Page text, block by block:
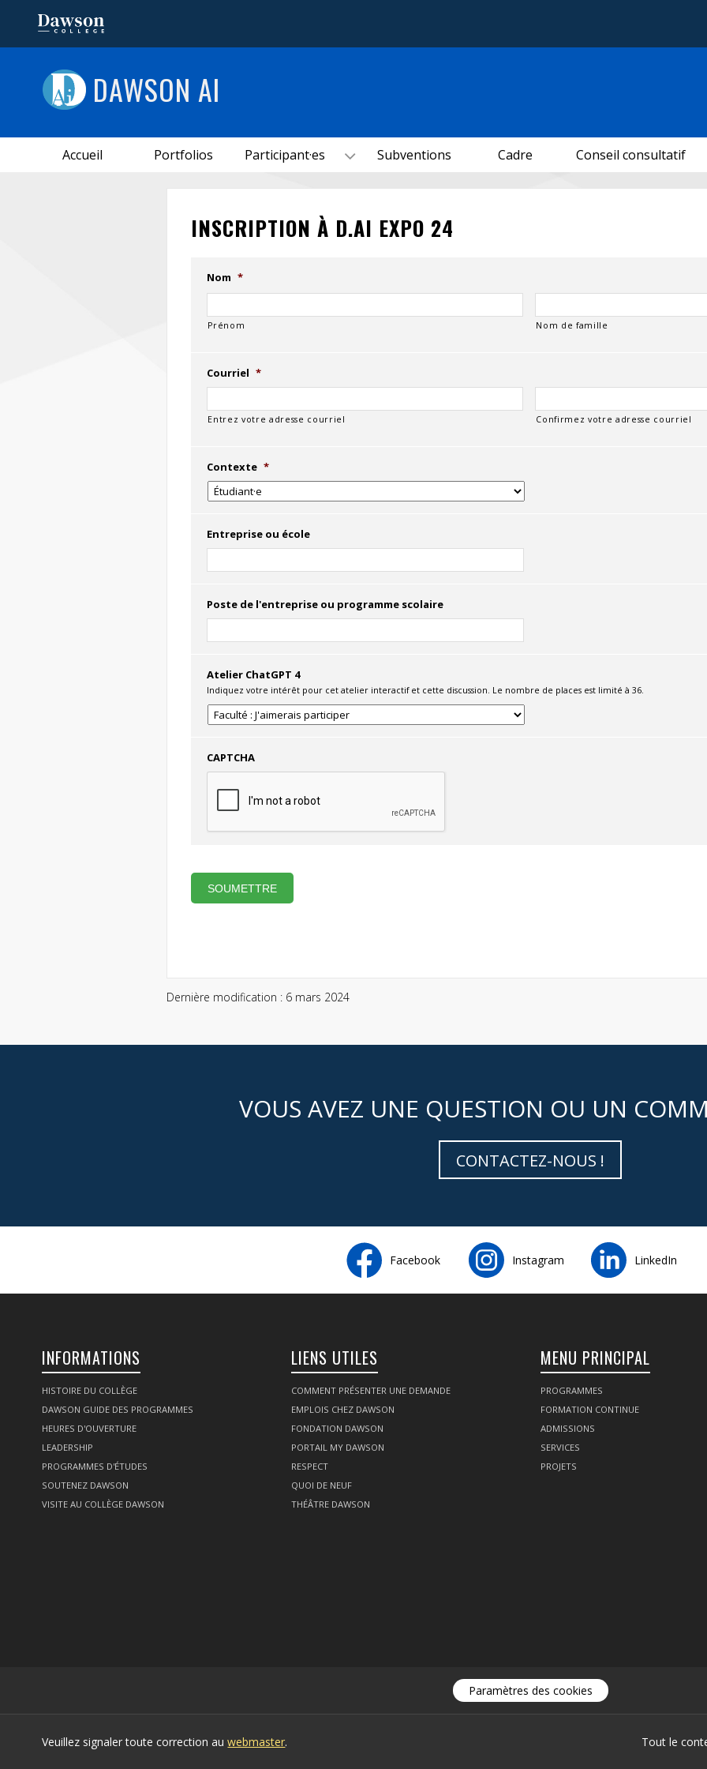
DAWSON AI
Accueil Portfolios Participant·es Subventions Cadre Conseil consultatif
INSCRIPTION À D.AI EXPO 24
Nom *
Prénom Nom de famille
Courriel *
Entrez votre adresse courriel Confirmez votre adresse courriel
Contexte *
Entreprise ou école
Poste de l'entreprise ou programme scolaire
Atelier ChatGPT 4
Indiquez votre intérêt pour cet atelier interactif et cette discussion. Le nombre de places est limité à 36.
CAPTCHA
Dernière modification : 6 mars 2024
VOUS AVEZ UNE QUESTION OU UN
CONTACTEZ-NOUS !
Facebook Instagram LinkedIn
INFORMATIONS
HISTOIRE DU COLLÈGE
DAWSON GUIDE DES PROGRAMMES
HEURES D'OUVERTURE
LEADERSHIP
PROGRAMMES D'ÉTUDES
SOUTENEZ DAWSON
VISITE AU COLLÈGE DAWSON
LIENS UTILES
COMMENT PRÉSENTER UNE DEMANDE
EMPLOIS CHEZ DAWSON
FONDATION DAWSON
PORTAIL MY DAWSON
RESPECT
QUOI DE NEUF
THÉÂTRE DAWSON
MENU PRINCIPAL
PROGRAMMES
FORMATION CONTINUE
ADMISSIONS
SERVICES
PROJETS
Paramètres des cookies
Veuillez signaler toute correction auwebmaster. Tout le